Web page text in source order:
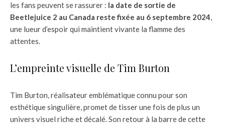
les fans peuvent se rassurer : la date de sortie de
Beetlejuice 2 au Canada reste fixée au 6 septembre 2024,
une lueur d’espoir qui maintient vivante la flamme des
attentes.
L’empreinte visuelle de Tim Burton
Tim Burton, réalisateur emblématique connu pour son
esthétique singulière, promet de tisser une fois de plus un
univers visuel riche et décalé. Son retour à la barre de cette